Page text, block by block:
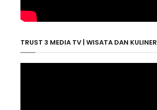
TRUST 3 MEDIA TV | WISATA DAN KULINER